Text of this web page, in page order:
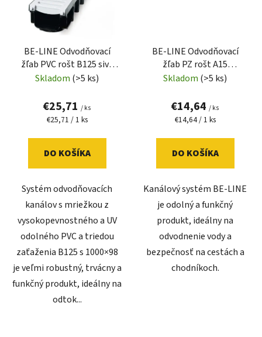
BE-LINE Odvodňovací
žľab PVC rošt B125 sivý
(98x131x1000mm)
Skladom (>5 ks)
€25,71 / ks
Jednotková
€25,71 / 1 ks
DO KOŠÍKA
Systém odvodňovacích
kanálov s mriežkou z
vysokopevnostného a UV
odolného PVC a triedou
zaťaženia B125 s 1000×98
je veľmi robustný, trvácny a
funkčný produkt, ideálny na
odtok...
BE-LINE Odvodňovací
žľab PZ rošt A15
(98x131x1000mm)
Skladom (>5 ks)
€14,64 / ks
Jednotková
€14,64 / 1 ks
DO KOŠÍKA
Kanálový systém BE-LINE
je odolný a funkčný
produkt, ideálny na
odvodnenie vody a
bezpečnosť na cestách a
chodníkoch.